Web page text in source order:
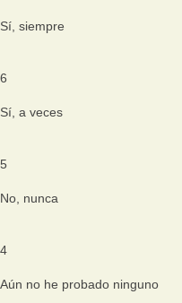
Sí, siempre
6
Sí, a veces
5
No, nunca
4
Aún no he probado ninguno